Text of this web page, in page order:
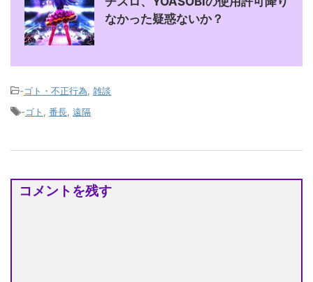
なかった疑惑ないか？
-ゴト・不正行為 雑談
-ゴト 番長 遠隔
コメントを残す